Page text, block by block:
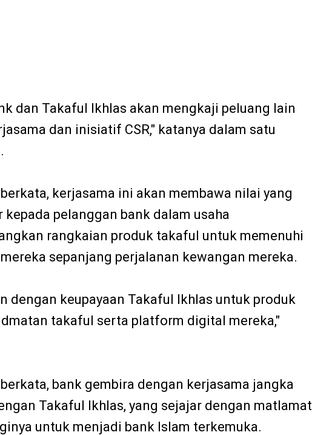
dan Takaful Ikhlas akan mengkaji peluang lain
dan inisiatif CSR," katanya dalam satu
kerjasama ini akan membawa nilai yang
kepada pelanggan bank dalam usaha
rangkaian produk takaful untuk memenuhi
sepanjang perjalanan kewangan mereka.
dengan keupayaan Takaful Ikhlas untuk produk
takaful serta platform digital mereka,"
bank gembira dengan kerjasama jangka
Takaful Ikhlas, yang sejajar dengan matlamat
untuk menjadi bank Islam terkemuka.